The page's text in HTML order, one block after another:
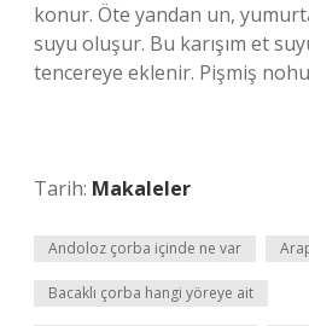
konur. Öte yandan un,
suyu oluşur. Bu karışım et
tencereye eklenir. Pişmiş
Tarih: Makaleler
Andoloz çorba içinde ne var
Bacaklı çorba hangi yöreye ait